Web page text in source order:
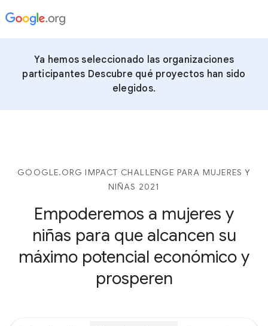
Ya hemos seleccionado las organizaciones
participantes Descubre qué proyectos han sido
elegidos.
GOOGLE.ORG IMPACT CHALLENGE PARA MUJERES Y
NIÑAS 2021
Empoderemos a mujeres y
niñas para que alcancen su
máximo potencial económico y
prosperen